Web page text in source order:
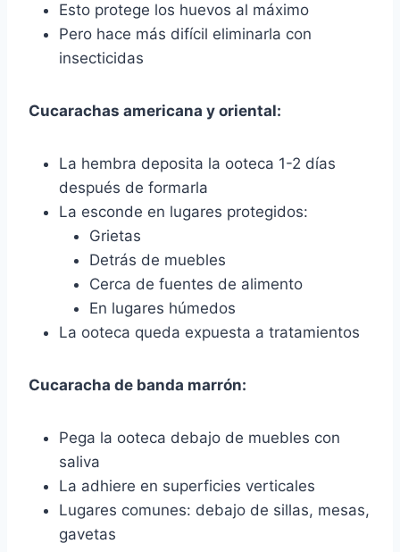
Esto protege los huevos al máximo
Pero hace más difícil eliminarla con
insecticidas
Cucarachas americana y oriental:
La hembra deposita la ooteca 1-2 días
después de formarla
La esconde en lugares protegidos:
Grietas
Detrás de muebles
Cerca de fuentes de alimento
En lugares húmedos
La ooteca queda expuesta a tratamientos
Cucaracha de banda marrón:
Pega la ooteca debajo de muebles con
saliva
La adhiere en superficies verticales
Lugares comunes: debajo de sillas, mesas,
gavetas